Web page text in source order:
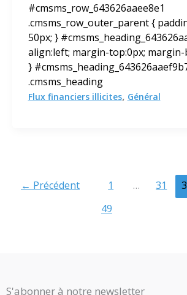
#cmsms_row_643626aaee8e1
.cmsms_row_outer_parent {
50px; }
align:left; margin-top:0px;
}
.cmsms_heading
Flux financiers illicites, Général
← Précédent 1 … 31
49
S'abonner à notre newsletter